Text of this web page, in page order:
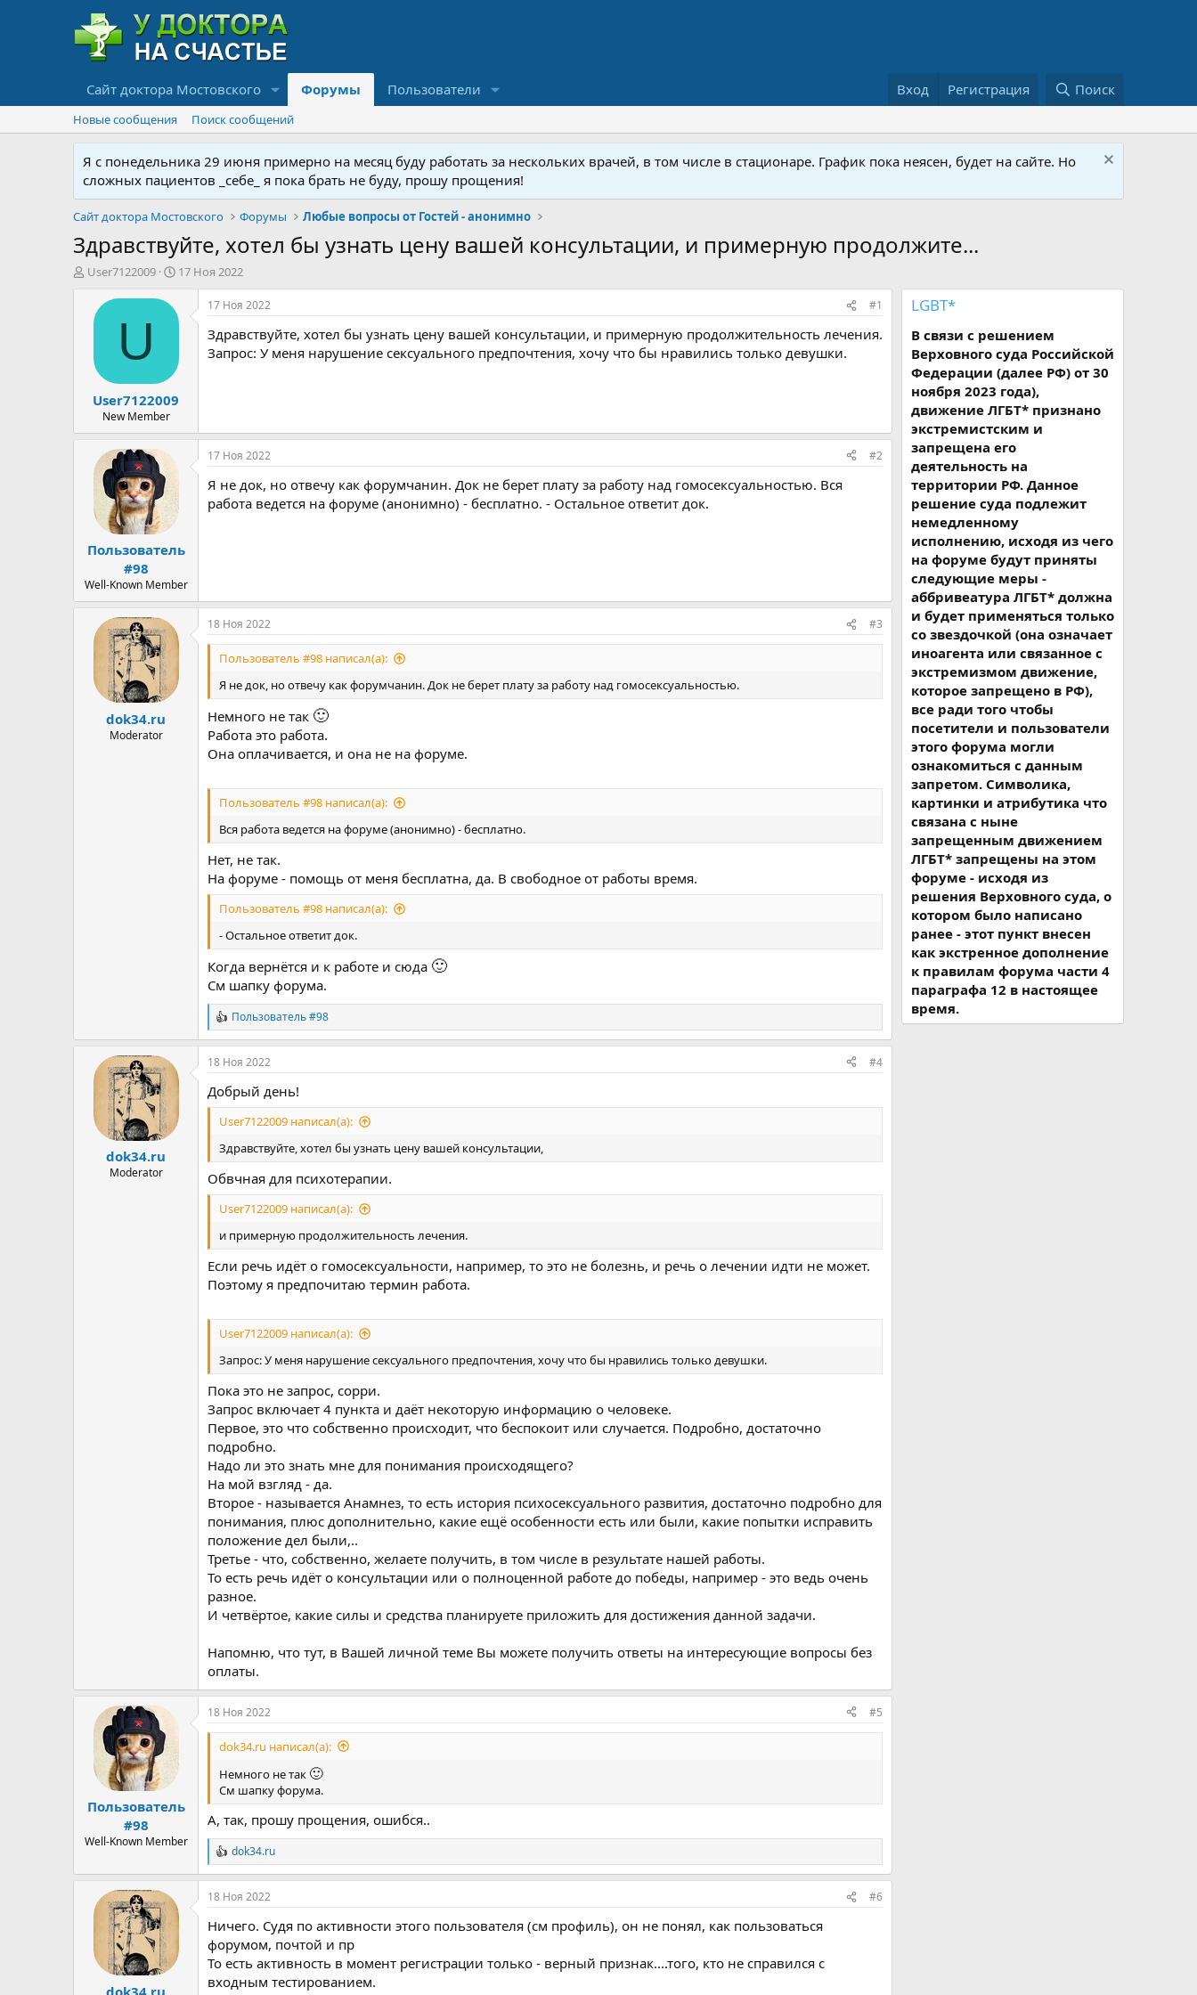
Сайт доктора Мостовского Форумы Пользователи Вход Регистрация Поиск
Новые сообщения Поиск сообщений
Я с понедельника 29 июня примерно на месяц буду работать за нескольких врачей, в том числе в стационаре. График пока неясен, будет на сайте. Но
сложных пациентов _себе_ я пока брать не буду, прошу прощения!
Сайт доктора Мостовского Форумы Любые вопросы от Гостей - анонимно
Здравствуйте, хотел бы узнать цену вашей консультации, и примерную продолжите...
А
ы
User7122009
Д
а
ч
л
17 Ноя 2022
U
User7122009
New Member
17 Ноя 2022 #1
Здравствуйте, хотел бы узнать цену вашей консультации, и примерную продолжительность лечения.
Запрос: У меня нарушение сексуального предпочтения, хочу что бы нравились только девушки.
Пользователь
#98
Well-Known Member
17 Ноя 2022 #2
Я не док, но отвечу как форумчанин. Док не берет плату за работу над гомосексуальностью. Вся
работа ведется на форуме (анонимно) - бесплатно. - Остальное ответит док.
dok34.ru
Moderator
18 Ноя 2022 #3
Пользователь #98 написал(а):
Я не док, но отвечу как форумчанин. Док не берет плату за работу над гомосексуальностью.
Немного не так 🙂
Работа это работа.
Она оплачивается, и она не на форуме.
Пользователь #98 написал(а):
Вся работа ведется на форуме (анонимно) - бесплатно.
Нет, не так.
На форуме - помощь от меня бесплатна, да. В свободное от работы время.
Пользователь #98 написал(а):
- Остальное ответит док.
Когда вернётся и к работе и сюда 🙂
См шапку форума.
Р
е
а
к
и
и
Пользователь #98
dok34.ru
Moderator
18 Ноя 2022 #4
Добрый день!
User7122009 написал(а):
Здравствуйте, хотел бы узнать цену вашей консультации,
Обвчная для психотерапии.
User7122009 написал(а):
и примерную продолжительность лечения.
Если речь идёт о гомосексуальности, например, то это не болезнь, и речь о лечении идти не может.
Поэтому я предпочитаю термин работа.
User7122009 написал(а):
Запрос: У меня нарушение сексуального предпочтения, хочу что бы нравились только девушки.
Пока это не запрос, сорри.
Запрос включает 4 пункта и даёт некоторую информацию о человеке.
Первое, это что собственно происходит, что беспокоит или случается. Подробно, достаточно
подробно.
Надо ли это знать мне для понимания происходящего?
На мой взгляд - да.
Второе - называется Анамнез, то есть история психосексуального развития, достаточно подробно для
понимания, плюс дополнительно, какие ещё особенности есть или были, какие попытки исправить
положение дел были,..
Третье - что, собственно, желаете получить, в том числе в результате нашей работы.
То есть речь идёт о консультации или о полноценной работе до победы, например - это ведь очень
разное.
И четвёртое, какие силы и средства планируете приложить для достижения данной задачи.
Напомню, что тут, в Вашей личной теме Вы можете получить ответы на интересующие вопросы без
оплаты.
Пользователь
#98
Well-Known Member
18 Ноя 2022 #5
dok34.ru написал(а):
Немного не так 🙂
См шапку форума.
А, так, прошу прощения, ошибся..
Р
е
а
к
и
и
:
dok34.ru
dok34.ru
18 Ноя 2022 #6
Ничего. Судя по активности этого пользователя (см профиль), он не понял, как пользоваться
форумом, почтой и пр
То есть активность в момент регистрации только - верный признак....того, кто не справился с
входным тестированием.
LGBT*
В связи с решением
Верховного суда Российской
Федерации (далее РФ) от 30
ноября 2023 года),
движение ЛГБТ* признано
экстремистским и
запрещена его
деятельность на
территории РФ. Данное
решение суда подлежит
немедленному
исполнению, исходя из чего
на форуме будут приняты
следующие меры -
аббривеатура ЛГБТ* должна
и будет применяться только
со звездочкой (она означает
иноагента или связанное с
экстремизмом движение,
которое запрещено в РФ),
все ради того чтобы
посетители и пользователи
этого форума могли
ознакомиться с данным
запретом. Символика,
картинки и атрибутика что
связана с ныне
запрещенным движением
ЛГБТ* запрещены на этом
форуме - исходя из
решения Верховного суда, о
котором было написано
ранее - этот пункт внесен
как экстренное дополнение
к правилам форума части 4
параграфа 12 в настоящее
время.